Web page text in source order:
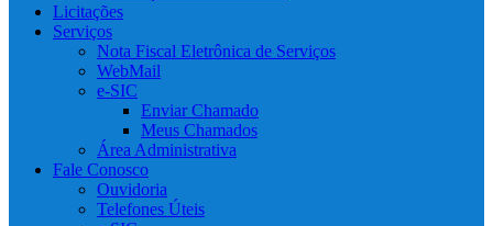
Licitações
Serviços
Nota Fiscal Eletrônica de Serviços
WebMail
e-SIC
Enviar Chamado
Meus Chamados
Área Administrativa
Fale Conosco
Ouvidoria
Telefones Úteis